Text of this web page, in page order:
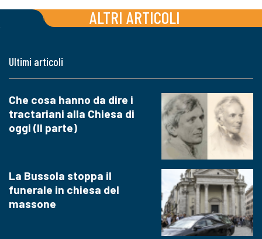
ALTRI ARTICOLI
Ultimi articoli
Che cosa hanno da dire i
tractariani alla Chiesa di
oggi (II parte)
La Bussola stoppa il
funerale in chiesa del
massone